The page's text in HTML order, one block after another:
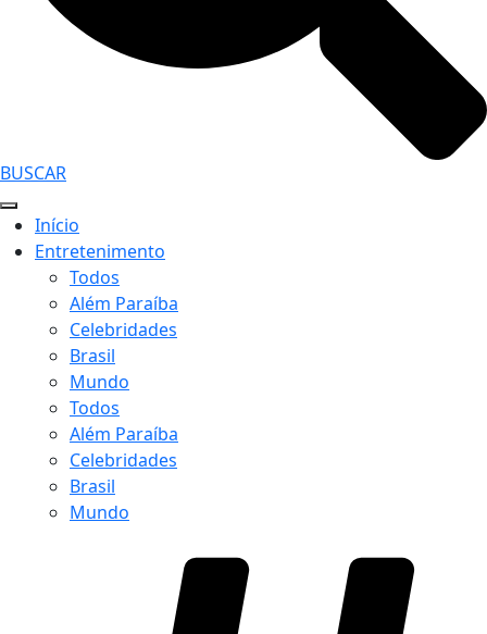
BUSCAR
Início
Entretenimento
Todos
Além Paraíba
Celebridades
Brasil
Mundo
Todos
Além Paraíba
Celebridades
Brasil
Mundo